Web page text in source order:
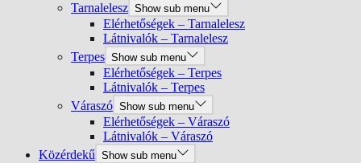
Tarnalelesz Show sub menu
Elérhetőségek – Tarnalelesz
Látnivalók – Tarnalelesz
Terpes Show sub menu
Elérhetőségek – Terpes
Látnivalók – Terpes
Váraszó Show sub menu
Elérhetőségek – Váraszó
Látnivalók – Váraszó
Közérdekű Show sub menu